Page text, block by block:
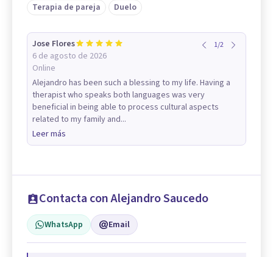
Terapia de pareja
Duelo
Jose Flores
6 de agosto de 2026
Online
1/2
Alejandro has been such a blessing to my life. Having a
therapist who speaks both languages was very
beneficial in being able to process cultural aspects
related to my family and...
Leer más
Contacta con Alejandro Saucedo
WhatsApp Email